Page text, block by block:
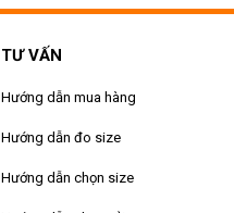
TƯ VẤN
Hướng dẫn mua hàng
Hướng dẫn đo size
Hướng dẫn chọn size